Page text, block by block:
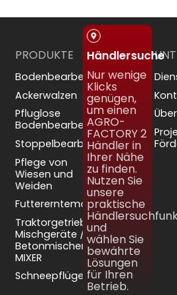
PRODUKTE
Bodenbearbeitung
Ackerwalzen
Pfluglose
Bodenbearbeitung
Stoppelbearbeitung
Pflege von
Wiesen und
Weiden
Futtererntemaschinen
Traktorgetriebene
Mischgeräte /
Betonmischer
MIXER
Schneepflüge
Händlersuche
Nur wenige
Klicks
genügen,
um einen
AGRO-
FACTORY 2
Händler in
Ihrer Nähe
zu finden.
Nutzen Sie
unsere
praktische
und
wählen Sie
bewährte
Lösungen
für Ihren
Betrieb.